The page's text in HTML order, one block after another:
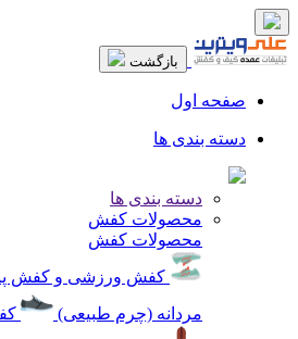
بازگشت
صفحه اول
دسته بندی ها
دسته بندی ها
محصولات کفش
محصولات کفش
کفش ورزشی و کفش
مردانه (چرم طبیعی)